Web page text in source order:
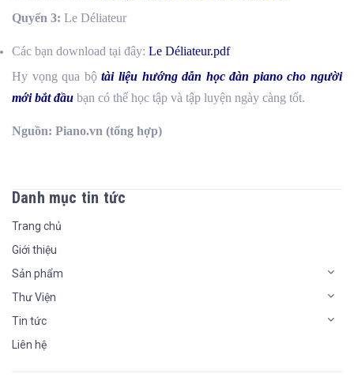
Quyển 3: Le Déliateur
Các bạn download tại đây: Le Déliateur.pdf
Hy vọng qua bộtài liệu hướng dẫn học đàn piano cho người
mới bắt đầu bạn có thể học tập và tập luyện ngày càng tốt.
Nguồn: Piano.vn (tổng hợp)
Danh mục tin tức
Trang chủ
Giới thiệu
Sản phẩm
Thư Viện
Tin tức
Liên hệ